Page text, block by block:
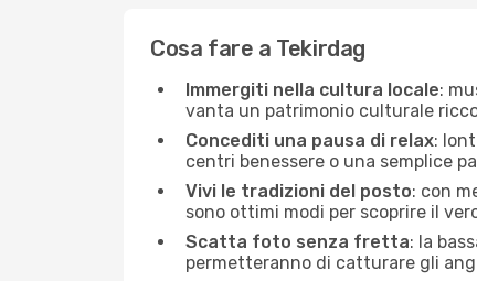
Cosa fare a Tekirdag
Immergiti nella cultura locale:
vanta un patrimonio culturale
Concediti una pausa di relax:
centri benessere o una semplice
Vivi le tradizioni del posto: con
sono ottimi modi per scoprire il
Scatta foto senza fretta: la
permetteranno di catturare gli